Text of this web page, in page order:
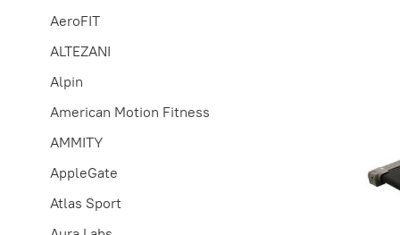
AeroFIT
ALTEZANI
Alpin
American Motion Fitness
AMMITY
AppleGate
Atlas Sport